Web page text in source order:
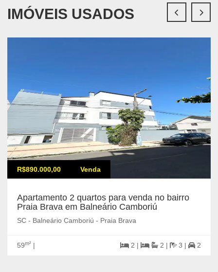
IMÓVEIS USADOS
R$890.000,00 Venda
Apartamento 2 quartos para venda no bairro
Praia Brava em Balneário Camboriú
SC - Balneário Camboriú - Praia Brava
59m² | 2 | 2 | 3 | 2